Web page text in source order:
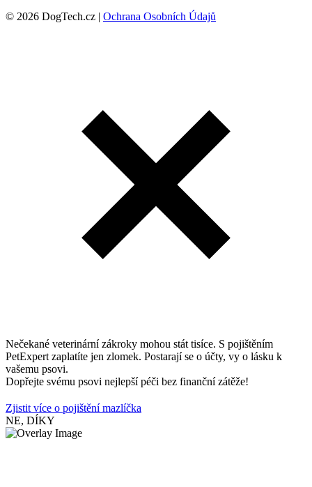
© 2026 DogTech.cz | Ochrana Osobních Údajů
Nečekané veterinární zákroky mohou stát tisíce. S pojištěním
PetExpert zaplatíte jen zlomek. Postarají se o účty, vy o lásku k
vašemu psovi.
Dopřejte svému psovi nejlepší péči bez finanční zátěže!
Zjistit více o pojištění mazlíčka
NE, DÍKY